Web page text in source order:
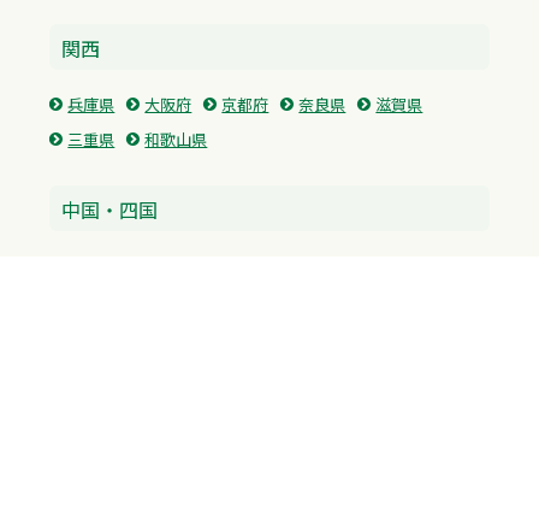
関西
兵庫県 大阪府 京都府 奈良県
滋賀県
三重県
和歌山県
中国・四国